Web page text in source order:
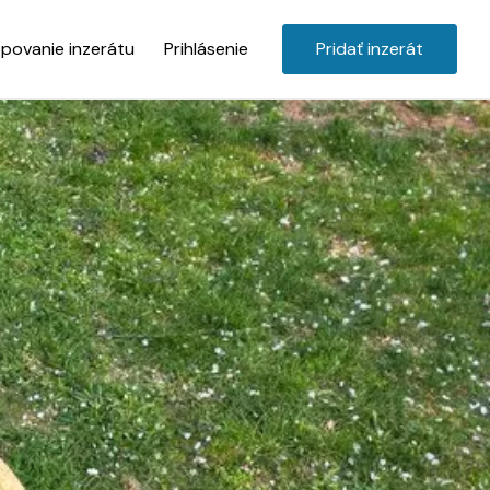
inzerátu Prihlásenie Pridať inzerát